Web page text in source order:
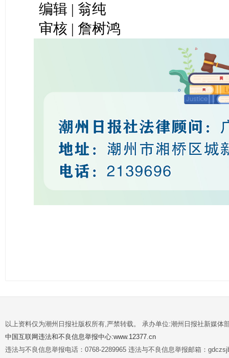
编辑 | 翁纯
审核 | 詹树鸿
以上资料仅为潮州日报社版权所有,严禁转载。 承办单位:潮州日报社新媒体
中国互联网违法和不良信息举报中心:www.12377.cn
违法与不良信息举报电话：0768-2289965 违法与不良信息举报邮箱：